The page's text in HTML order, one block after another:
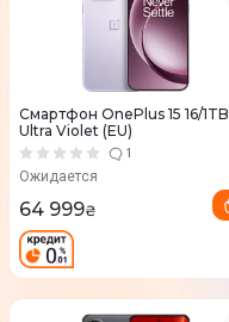
Смартфон OnePlus 15 16/1TB
Ultra Violet (EU)
1
Ожидается
64 999₴